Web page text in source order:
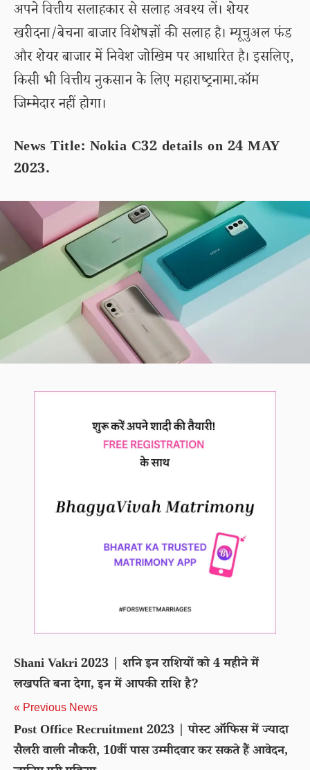
अपने वित्तीय सलाहकार से सलाह अवश्य लें। शेयर
खरीदना/बेचना बाजार विशेषज्ञों की सलाह है। म्यूचुअल फंड
और शेयर बाजार में निवेश जोखिम पर आधारित है। इसलिए,
किसी भी वित्तीय नुकसान के लिए महाराष्ट्रनामा.कॉम
जिम्मेदार नहीं होगा।
News Title: Nokia C32 details on 24 MAY
2023.
Shani Vakri 2023 | शनि इन राशियों को 4 महीने में
लखपति बना देगा, इन में आपकी राशि है?
« Previous News
Post Office Recruitment 2023 | पोस्ट ऑफिस में ज्यादा
सैलरी वाली नौकरी, 10वीं पास उम्मीदवार कर सकते हैं आवेदन,